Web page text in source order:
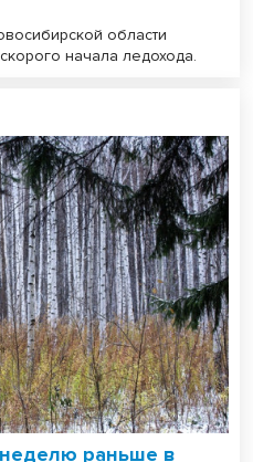
области
начала ледохода.
раньше в